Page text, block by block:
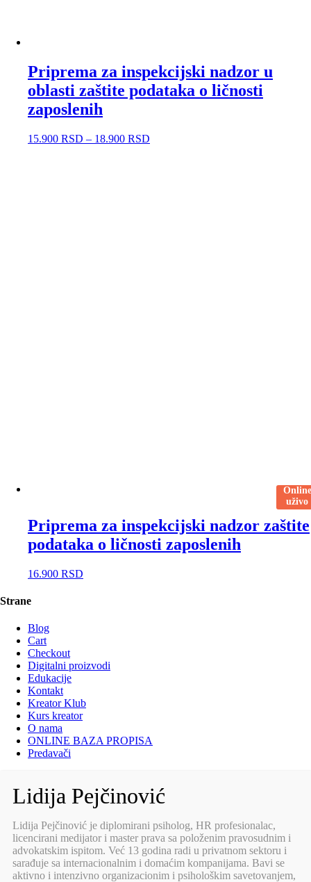
Priprema za inspekcijski nadzor u
oblasti zaštite podataka o ličnosti
zaposlenih
15.900 RSD – 18.900 RSD
Online
uživo
Priprema za inspekcijski nadzor zaštite
podataka o ličnosti zaposlenih
16.900 RSD
Strane
Blog
Cart
Checkout
Digitalni proizvodi
Edukacije
Kontakt
Kreator Klub
Kurs kreator
O nama
ONLINE BAZA PROPISA
Predavači
Lidija Pejčinović
Lidija Pejčinović je diplomirani psiholog, HR profesionalac,
licencirani medijator i master prava sa položenim pravosudnim i
advokatskim ispitom. Već 13 godina radi u privatnom sektoru i
sarađuje sa internacionalnim i domaćim kompanijama. Bavi se
aktivno i intenzivno organizacionim i psihološkim savetovanjem,